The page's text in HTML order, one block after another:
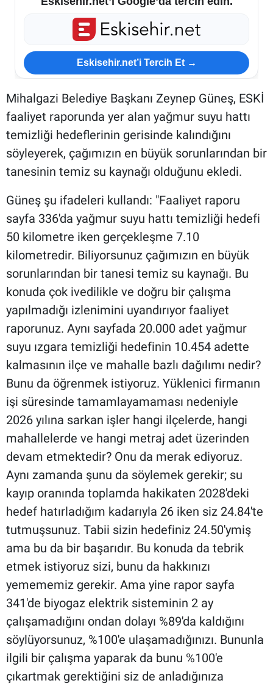
Eskisehir.net’i Tercih Et →
Mihalgazi Belediye Başkanı Zeynep Güneş, ESKİ
faaliyet raporunda yer alan yağmur suyu hattı
temizliği hedeflerinin gerisinde kalındığını
söyleyerek, çağımızın en büyük sorunlarından bir
tanesinin temiz su kaynağı olduğunu ekledi.
Güneş şu ifadeleri kullandı: "Faaliyet raporu
sayfa 336'da yağmur suyu hattı temizliği hedefi
50 kilometre iken gerçekleşme 7.10
kilometredir. Biliyorsunuz çağımızın en büyük
sorunlarından bir tanesi temiz su kaynağı. Bu
konuda çok ivedilikle ve doğru bir çalışma
yapılmadığı izlenimini uyandırıyor faaliyet
raporunuz. Aynı sayfada 20.000 adet yağmur
suyu ızgara temizliği hedefinin 10.454 adette
kalmasının ilçe ve mahalle bazlı dağılımı nedir?
Bunu da öğrenmek istiyoruz. Yüklenici firmanın
işi süresinde tamamlayamaması nedeniyle
2026 yılına sarkan işler hangi ilçelerde, hangi
mahallelerde ve hangi metraj adet üzerinden
devam etmektedir? Onu da merak ediyoruz.
Aynı zamanda şunu da söylemek gerekir; su
kayıp oranında toplamda hakikaten 2028'deki
hedef hatırladığım kadarıyla 26 iken siz 24.84'te
tutmuşsunuz. Tabii sizin hedefiniz 24.50'ymiş
ama bu da bir başarıdır. Bu konuda da tebrik
etmek istiyoruz sizi, bunu da hakkınızı
yemememiz gerekir. Ama yine rapor sayfa
341'de biyogaz elektrik sisteminin 2 ay
çalışamadığını ondan dolayı %89'da kaldığını
söylüyorsunuz, %100'e ulaşamadığınızı. Bununla
ilgili bir çalışma yaparak da bunu %100'e
çıkartmak gerektiğini siz de anladığınıza